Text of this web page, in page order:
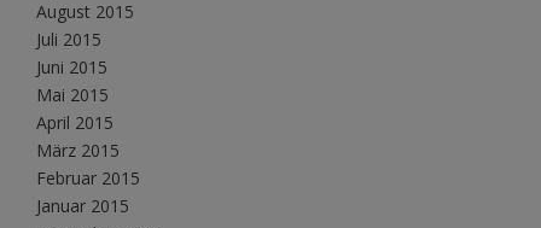
August 2015
Juli 2015
Juni 2015
Mai 2015
April 2015
März 2015
Februar 2015
Januar 2015